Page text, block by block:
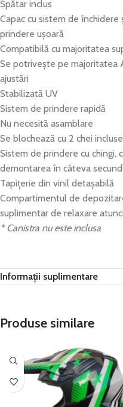
Spătar inclus
Capac cu sistem de
prindere ușoară
Compatibilă cu majoritatea
Se potrivește pe majoritatea
ajustări
Stabilizată UV
Sistem de prindere rapidă
Nu necesită asamblare
Se blochează cu 2 chei incluse
Sistem de prindere cu chingi,
demontarea în câteva
Tapițerie din vinil detașabilă
Compartimentul de
suplimentar de relaxare
* Canistra nu este inclusa
Informații suplimentare
Produse similare